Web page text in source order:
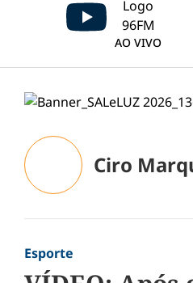
AO VIVO
Ciro
Esporte